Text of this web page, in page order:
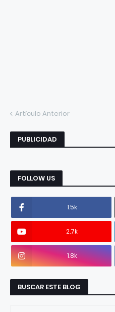
Artículo Anterior
PUBLICIDAD
FOLLOW US
1.5k
2.7k
1.8k
BUSCAR ESTE BLOG